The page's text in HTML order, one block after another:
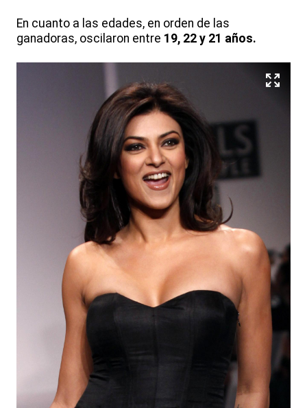
En cuanto a las edades, en orden de las
ganadoras, oscilaron entre 19, 22 y 21 años.